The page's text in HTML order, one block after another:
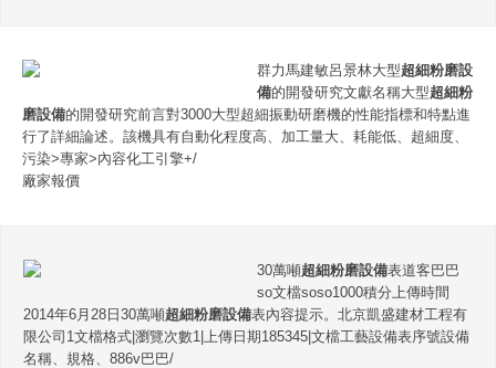
群力馬建敏呂景林大型超細粉磨設
備的開發研究文獻名稱大型超細粉
磨設備的開發研究前言對3000大型超細振動研磨機的性能指標和特點進
行了詳細論述。該機具有自動化程度高、加工量大、耗能低、超細度、
污染>專家>內容化工引擎+/
廠家報價
30萬噸超細粉磨設備表道客巴巴
so文檔soso1000積分上傳時間
2014年6月28日30萬噸超細粉磨設備表內容提示。北京凱盛建材工程有
限公司1文檔格式|瀏覽次數1|上傳日期185345|文檔工藝設備表序號設備
名稱、規格、886v巴巴/